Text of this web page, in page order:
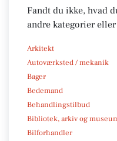
Fandt du ikke, hvad
andre kategorier
Arkitekt
Autoværksted / mekanik
Bager
Bedemand
Behandlingstilbud
Bibliotek, arkiv og
Bilforhandler